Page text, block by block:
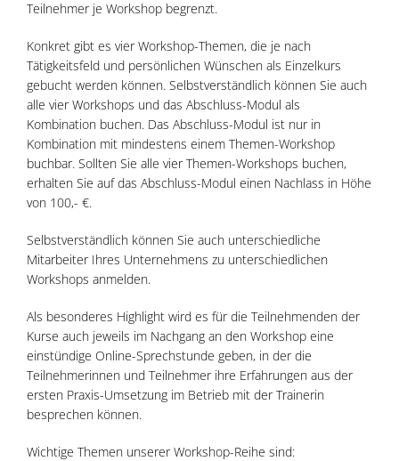
Teilnehmer je Workshop begrenzt.
Konkret gibt es vier Workshop-Themen, die je nach
Tätigkeitsfeld und persönlichen Wünschen als Einzelkurs
gebucht werden können. Selbstverständlich können Sie auch
alle vier Workshops und das Abschluss-Modul als
Kombination buchen. Das Abschluss-Modul ist nur in
Kombination mit mindestens einem Themen-Workshop
buchbar. Sollten Sie alle vier Themen-Workshops buchen,
erhalten Sie auf das Abschluss-Modul einen Nachlass in Höhe
von 100,- €.
Selbstverständlich können Sie auch unterschiedliche
Mitarbeiter Ihres Unternehmens zu unterschiedlichen
Workshops anmelden.
Als besonderes Highlight wird es für die Teilnehmenden der
Kurse auch jeweils im Nachgang an den Workshop eine
einstündige Online-Sprechstunde geben, in der die
Teilnehmerinnen und Teilnehmer ihre Erfahrungen aus der
ersten Praxis-Umsetzung im Betrieb mit der Trainerin
besprechen können.
Wichtige Themen unserer Workshop-Reihe sind: